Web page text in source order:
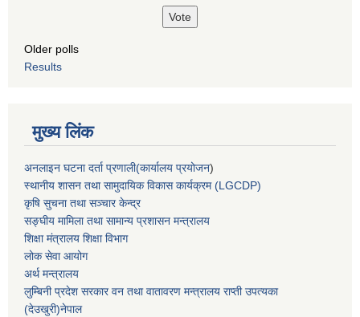
Older polls
Results
मुख्य लिंक
अनलाइन घटना दर्ता प्रणाली(कार्यालय प्रयोजन)
स्थानीय शासन तथा सामुदायिक विकास कार्यक्रम (LGCDP)
कृषि सुचना तथा सञ्चार केन्द्र
सङ्घीय मामिला तथा सामान्य प्रशासन मन्त्रालय
शिक्षा मंत्रालय शिक्षा विभाग
लोक सेवा आयोग
अर्थ मन्त्रालय
लुम्बिनी प्रदेश सरकार वन तथा वातावरण मन्त्रालय राप्ती उपत्यका
(देउखुरी)नेपाल